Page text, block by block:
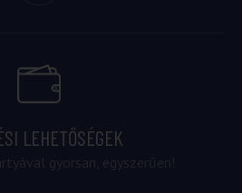
LEHETŐSÉGEK